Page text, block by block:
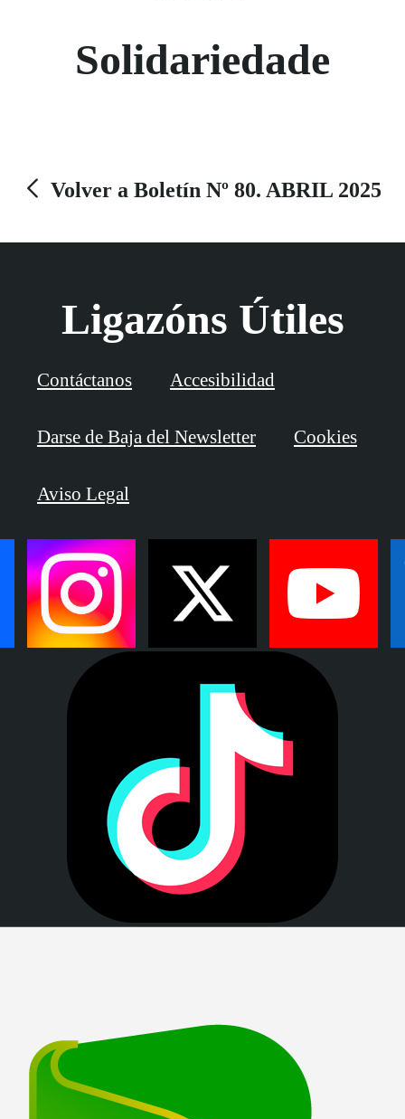
Solidariedade
Volver a Boletín Nº 80. ABRIL 2025
Ligazóns Útiles
Contáctanos Accesibilidad
Darse de Baja del Newsletter Cookies
Aviso Legal